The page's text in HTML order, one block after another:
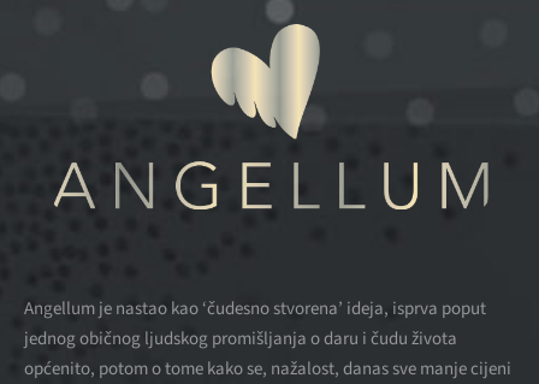
Angellum je nastao kao ‘čudesno stvorena’ ideja, isprva poput
jednog običnog ljudskog promišljanja o daru i čudu života
općenito, potom o tome kako se, nažalost, danas sve manje cijeni